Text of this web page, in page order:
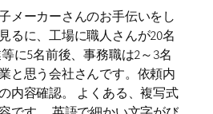
メーカーさんのお手伝いをし
るに、工場に職人さんが20名
に5名前後、事務職は2～3名
と思う会社さんです。依頼内
内容確認。 よくある、複写式